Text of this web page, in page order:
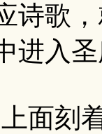
诗歌
进入
刻着